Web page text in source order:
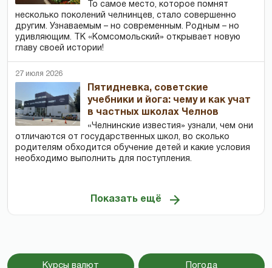
То самое место, которое помнят
несколько поколений челнинцев, стало совершенно
другим. Узнаваемым – но современным. Родным – но
удивляющим. ТК «Комсомольский» открывает новую
главу своей истории!
27 июля 2026
Пятидневка, советские
учебники и йога: чему и как учат
в частных школах Челнов
«Челнинские известия» узнали, чем они
отличаются от государственных школ, во сколько
родителям обходится обучение детей и какие условия
необходимо выполнить для поступления.
Показать ещё
Курсы валют Погода